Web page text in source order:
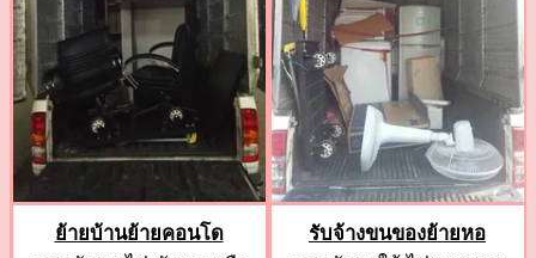
ย้ายบ้านย้ายคอนโด
รับจ้างขนของย้ายหอ